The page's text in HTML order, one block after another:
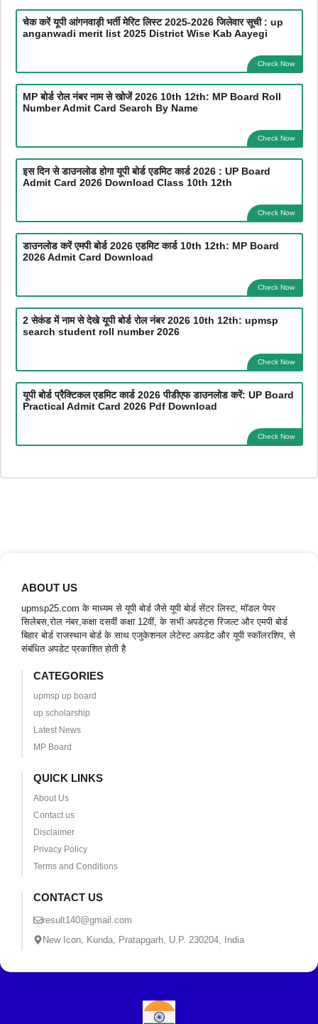
चेक करें यूपी आंगनवाड़ी भर्ती मेरिट लिस्ट 2025-2026 जिलेवार सूची : up
anganwadi merit list 2025 District Wise Kab Aayegi
Check Now
MP बोर्ड रोल नंबर नाम से खोजें 2026 10th 12th: MP Board Roll
Number Admit Card Search By Name
Check Now
इस दिन से डाउनलोड होगा यूपी बोर्ड एडमिट कार्ड 2026 : UP Board
Admit Card 2026 Download Class 10th 12th
Check Now
डाउनलोड करें एमपी बोर्ड 2026 एडमिट कार्ड 10th 12th: MP Board
2026 Admit Card Download
Check Now
2 सेकंड में नाम से देखे यूपी बोर्ड रोल नंबर 2026 10th 12th: upmsp
search student roll number 2026
Check Now
यूपी बोर्ड प्रैक्टिकल एडमिट कार्ड 2026 पीडीएफ डाउनलोड करें: UP Board
Practical Admit Card 2026 Pdf Download
Check Now
ABOUT US
upmsp25.com के माध्यम से यूपी बोर्ड जैसे यूपी बोर्ड सेंटर लिस्ट, मॉडल पेपर
सिलेबस,रोल नंबर,कक्षा दसवीं कक्षा 12वीं, के सभी अपडेट्स रिजल्ट और एमपी बोर्ड
बिहार बोर्ड राजस्थान बोर्ड के साथ एजुकेशनल लेटेस्ट अपडेट और यूपी स्कॉलरशिप, से
संबंधित अपडेट प्रकाशित होती है
CATEGORIES
upmsp up board
up scholarship
Latest News
MP Board
QUICK LINKS
About Us
Contact us
Disclaimer
Privacy Policy
Terms and Conditions
CONTACT US
result140@gmail.com
New Icon, Kunda, Pratapgarh, U.P. 230204, India